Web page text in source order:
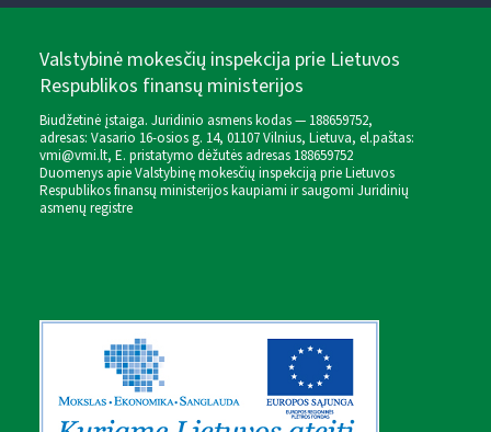
Valstybinė mokesčių inspekcija prie Lietuvos
Respublikos finansų ministerijos
Biudžetinė įstaiga. Juridinio asmens kodas — 188659752,
adresas: Vasario 16-osios g. 14, 01107 Vilnius, Lietuva, el.paštas:
vmi@vmi.lt, E. pristatymo dėžutės adresas 188659752
Duomenys apie Valstybinę mokesčių inspekciją prie Lietuvos
Respublikos finansų ministerijos kaupiami ir saugomi Juridinių
asmenų registre